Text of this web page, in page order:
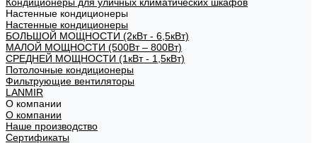
Настенные кондиционеры
Настенные кондиционеры
БОЛЬШОЙ МОЩНОСТИ (2кВт - 6,5кВт)
МАЛОЙ МОЩНОСТИ (500Вт – 800Вт)
СРЕДНЕЙ МОЩНОСТИ (1кВт - 1,5кВт)
Потолочные кондиционеры
Фильтрующие вентиляторы
LANMIR
О компании
О компании
Наше производство
Сертификаты